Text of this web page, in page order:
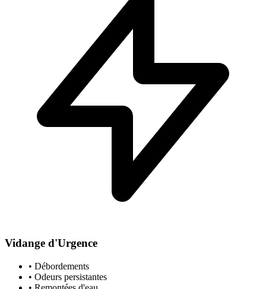
Vidange d'Urgence
• Débordements
• Odeurs persistantes